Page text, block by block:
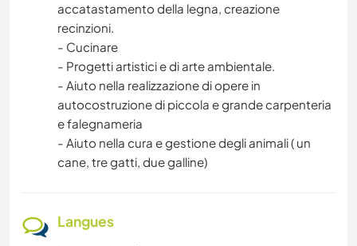
accatastamento della legna, creazione
recinzioni.
- Cucinare
- Progetti artistici e di arte ambientale.
- Aiuto nella realizzazione di opere in
autocostruzione di piccola e grande carpenteria
e falegnameria
- Aiuto nella cura e gestione degli animali ( un
cane, tre gatti, due galline)
Langues